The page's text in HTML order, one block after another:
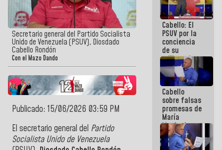
Secretario general del Partido Socialista
Unido de Venezuela (PSUV), Diosdado
Cabello Rondón
Con el Mazo Dando
Publicado: 15/06/2026 03:59 PM
El secretario general del Partido
Socialista Unido de Venezuela
Machado:
¡Créanle!
Cabello: El
PSUV por la
conciencia
de su
militancia
es la
organización
política más
sólida de
Venezuela
Cabello
sobre falsas
promesas de
María
Machado:
¿Quién le
puede creer?